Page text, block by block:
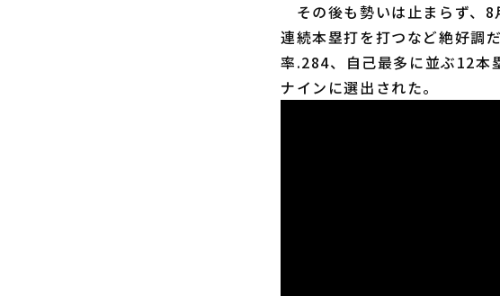
その後も勢いは止まらず、
連続本塁打を打つなど絶好調
率.284、自己最多に並ぶ12本
ナインに選出された。